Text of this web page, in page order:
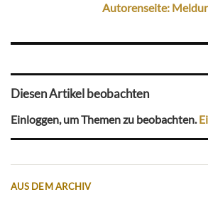
Autorenseite:
Diesen Artikel beobachten
Einloggen, um Themen zu beobachten.
AUS DEM ARCHIV